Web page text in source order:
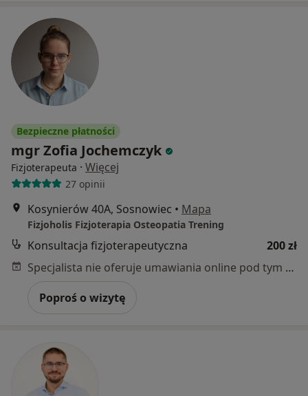
Bezpieczne płatności
mgr Zofia Jochemczyk
Fizjoterapeuta · Więcej
27 opinii
Kosynierów 40A, Sosnowiec • Mapa
Fizjoholis Fizjoterapia Osteopatia Trening
Konsultacja fizjoterapeutyczna
200 zł
Specjalista nie oferuje umawiania online pod tym adresem.
Poproś o wizytę